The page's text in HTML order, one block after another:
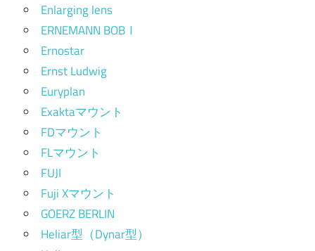
Enlarging lens
ERNEMANN BOBⅠ
Ernostar
Ernst Ludwig
Euryplan
Exaktaマウント
FDマウント
FLマウント
FUJI
Fuji Xマウント
GOERZ BERLIN
Heliar型（Dynar型）